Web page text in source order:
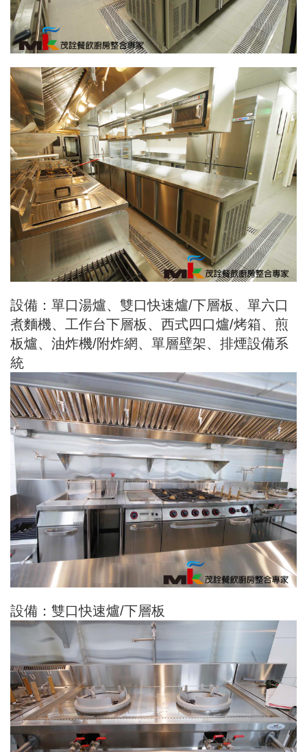
設備：單口湯爐、雙口快速爐/下層板、單六口
煮麵機、工作台下層板、西式四口爐/烤箱、煎
板爐、油炸機/附炸網、單層壁架、排煙設備系
統
設備：雙口快速爐/下層板